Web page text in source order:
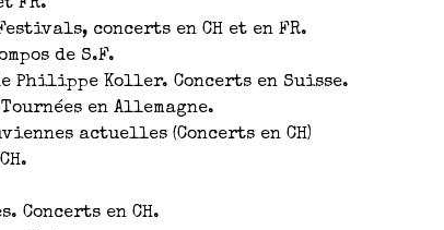
FR.
concerts en CH et en FR.
de S.F.
Philippe Koller. Concerts en Suisse.
en Allemagne.
actuelles (Concerts en CH)
en CH.